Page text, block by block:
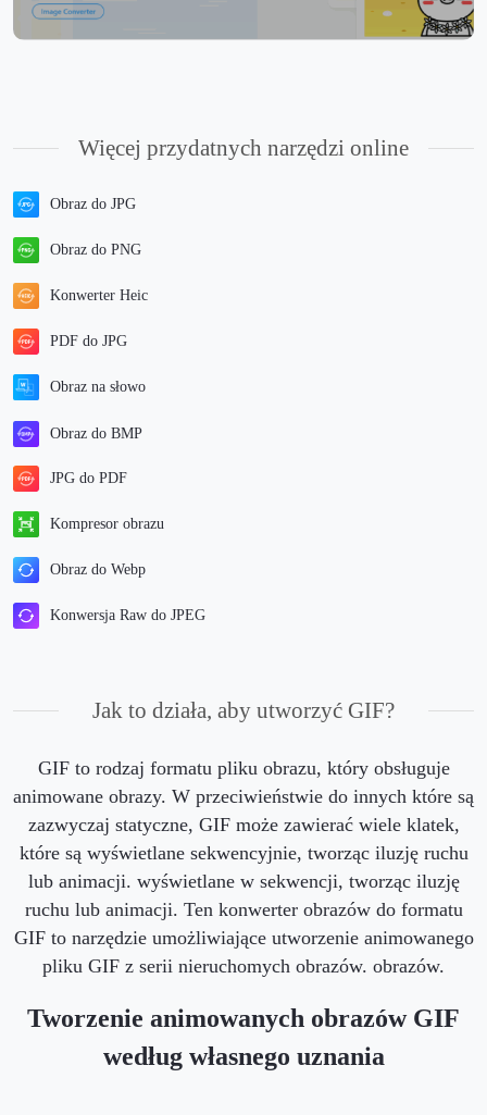
Więcej przydatnych narzędzi online
Obraz do JPG
Obraz do PNG
Konwerter Heic
PDF do JPG
Obraz na słowo
Obraz do BMP
JPG do PDF
Kompresor obrazu
Obraz do Webp
Konwersja Raw do JPEG
Jak to działa, aby utworzyć GIF?
GIF to rodzaj formatu pliku obrazu, który obsługuje
animowane obrazy. W przeciwieństwie do innych które są
zazwyczaj statyczne, GIF może zawierać wiele klatek,
które są wyświetlane sekwencyjnie, tworząc iluzję ruchu
lub animacji. wyświetlane w sekwencji, tworząc iluzję
ruchu lub animacji. Ten konwerter obrazów do formatu
GIF to narzędzie umożliwiające utworzenie animowanego
pliku GIF z serii nieruchomych obrazów. obrazów.
Tworzenie animowanych obrazów GIF
według własnego uznania